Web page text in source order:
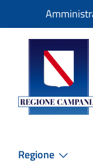
Slim
Regione